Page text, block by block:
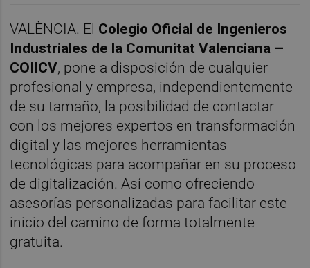
VALÈNCIA. El Colegio Oficial de Ingenieros
Industriales de la Comunitat Valenciana –
COIICV, pone a disposición de cualquier
profesional y empresa, independientemente
de su tamaño, la posibilidad de contactar
con los mejores expertos en transformación
digital y las mejores herramientas
tecnológicas para acompañar en su proceso
de digitalización. Así como ofreciendo
asesorías personalizadas para facilitar este
inicio del camino de forma totalmente
gratuita.